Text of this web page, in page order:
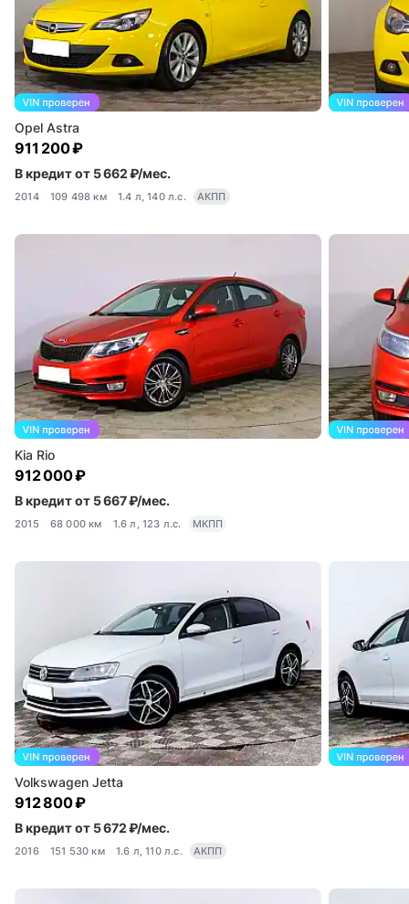
Opel Astra
911 200 ₽
В кредит от 5 662 ₽/мес.
2014 109 498 км 1.4 л, 140 л.с. АКПП
Kia Rio
912 000 ₽
В кредит от 5 667 ₽/мес.
2015 68 000 км 1.6 л, 123 л.с. МКПП
Volkswagen Jetta
912 800 ₽
В кредит от 5 672 ₽/мес.
2016 151 530 км 1.6 л, 110 л.с. АКПП